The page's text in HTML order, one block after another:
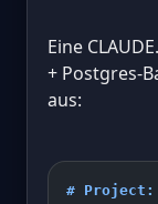
Eine
+ Postgres-
aus:
# Project: